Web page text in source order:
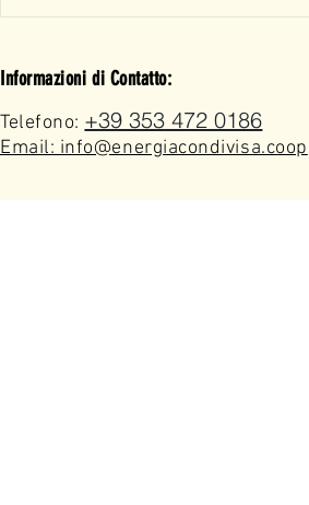
Informazioni di Contatto:
Telefono:+39 353 472 0186
Email: info@energiacondivisa.coop